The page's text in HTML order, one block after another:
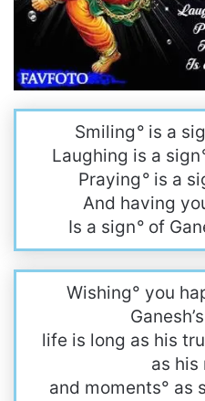
Smiling°is a
Laughing is a sign
Praying°is a
And having
Is a sign°of
Wishing° you
life is long as his
as his
and moments° as